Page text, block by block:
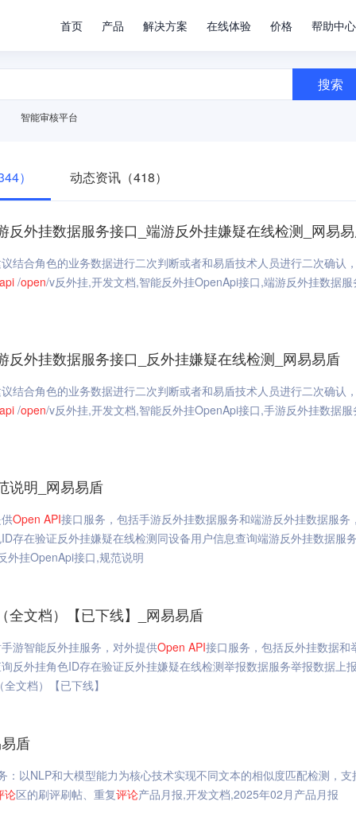
首页 产品 解决方案 在线体验 价格 帮助中心
搜索
智能审核平台
） 动态资讯（418）
外挂数据服务接口_端游反外挂嫌疑在线检测_网易
结合角色的业务数据进行二次判断或者和易盾技术人员进行二次确认
api /open/v反外挂,开发文档,智能反外挂OpenApi接口,端游反外挂数据服
外挂数据服务接口_反外挂嫌疑在线检测_网易易盾
结合角色的业务数据进行二次判断或者和易盾技术人员进行二次确认
api /open/v反外挂,开发文档,智能反外挂OpenApi接口,手游反外挂数据服
说明_网易易盾
Open API接口服务，包括手游反外挂数据服务和端游反外挂数据服务
存在验证反外挂嫌疑在线检测同设备用户信息查询端游反外挂数据服
外挂OpenApi接口,规范说明
全文档）【已下线】_网易易盾
游智能反外挂服务，对外提供Open API接口服务，包括反外挂数据和
反外挂角色ID存在验证反外挂嫌疑在线检测举报数据服务举报数据上
文档）【已下线】
盾
以NLP和大模型能力为核心技术实现不同文本的相似度匹配检测，支
论区的刷评刷帖、重复评论产品月报,开发文档,2025年02月产品月报